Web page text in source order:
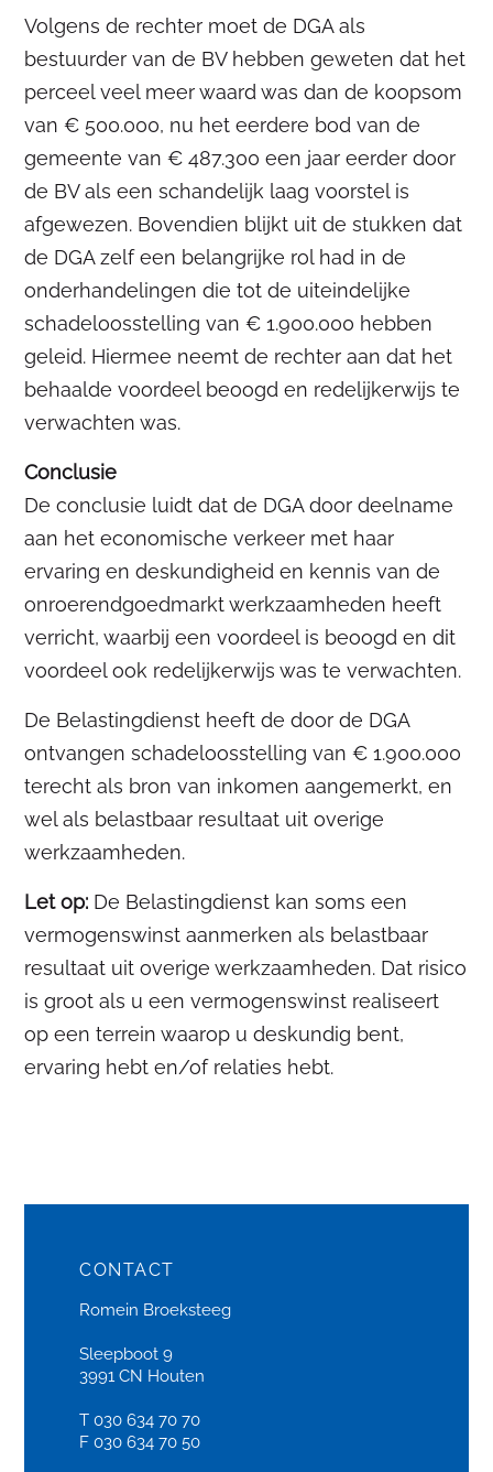
Volgens de rechter moet de DGA als
bestuurder van de BV hebben geweten dat het
perceel veel meer waard was dan de koopsom
van € 500.000, nu het eerdere bod van de
gemeente van € 487.300 een jaar eerder door
de BV als een schandelijk laag voorstel is
afgewezen. Bovendien blijkt uit de stukken dat
de DGA zelf een belangrijke rol had in de
onderhandelingen die tot de uiteindelijke
schadeloosstelling van € 1.900.000 hebben
geleid. Hiermee neemt de rechter aan dat het
behaalde voordeel beoogd en redelijkerwijs te
verwachten was.
Conclusie
De conclusie luidt dat de DGA door deelname
aan het economische verkeer met haar
ervaring en deskundigheid en kennis van de
onroerendgoedmarkt werkzaamheden heeft
verricht, waarbij een voordeel is beoogd en dit
voordeel ook redelijkerwijs was te verwachten.
De Belastingdienst heeft de door de DGA
ontvangen schadeloosstelling van € 1.900.000
terecht als bron van inkomen aangemerkt, en
wel als belastbaar resultaat uit overige
werkzaamheden.
Let op: De Belastingdienst kan soms een
vermogenswinst aanmerken als belastbaar
resultaat uit overige werkzaamheden. Dat risico
is groot als u een vermogenswinst realiseert
op een terrein waarop u deskundig bent,
ervaring hebt en/of relaties hebt.
CONTACT
Romein Broeksteeg
Sleepboot 9
3991 CN Houten
T 030 634 70 70
F 030 634 70 50